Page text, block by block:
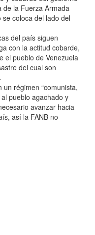
de la Fuerza Armada
se coloca del lado del
del país siguen
con la actitud cobarde,
el pueblo de Venezuela
del cual son
régimen “comunista,
pueblo agachado y
avanzar hacia
así la FANB no